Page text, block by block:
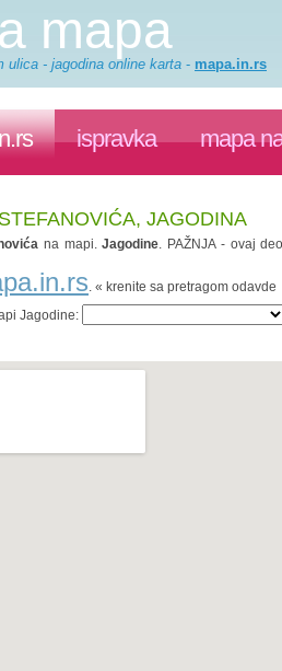
mapa
ulica - jagodina online karta - mapa.in.rs
ispravka mapa
JAGODINA
na mapi.Jagodine. PAŽNJA - ovaj
. « krenite sa pretragom odavde
Jagodine: